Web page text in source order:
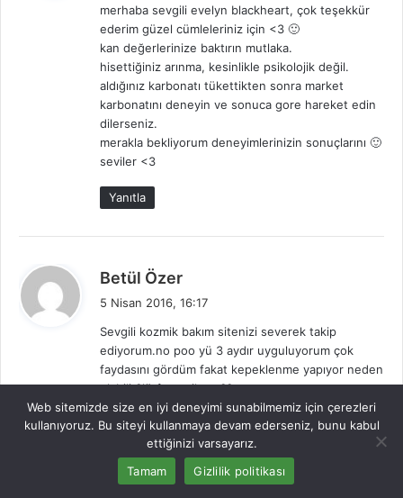
i
k
i
merhaba sevgili evelyn blackheart, çok teşekkür
ederim güzel cümleleriniz için <3 🙂
kan değerlerinize baktırın mutlaka.
hisettiğiniz arınma, kesinlikle psikolojik değil.
aldığınız karbonatı tükettikten sonra market
karbonatını deneyin ve sonuca gore hareket edin
dilerseniz.
merakla bekliyorum deneyimlerinizin sonuçlarını 🙂
seviler <3
Yanıtla
Betül Özer
i
k
i
5 Nisan 2016, 16:17
Sevgili kozmik bakım sitenizi severek takip
ediyorum.no poo yü 3 aydır uyguluyorum çok
faydasını gördüm fakat kepeklenme yapıyor neden
olabilir?lütfen acil cvp??
Yanıtla
kozmikd
Web sitemizde size en iyi deneyimi sunabilmemiz için çerezleri
kullanıyoruz. Bu siteyi kullanmaya devam ederseniz, bunu kabul
ettiğinizi varsayarız.
Tamam
Gizlilik politikası